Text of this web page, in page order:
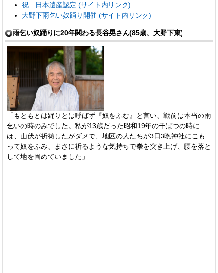
祝 日本遺産認定 (サイト内リンク)
大野下雨乞い奴踊り開催 (サイト内リンク)
雨乞い奴踊りに20年関わる長谷晃さん(85歳、大野下東)
「もともとは踊りとは呼ばず『奴をふむ』と言い、戦前は本当の雨
乞いの時のみでした。私が13歳だった昭和19年の干ばつの時に
は、山伏が祈祷したがダメで、地区の人たちが3日3晩神社にこも
って奴をふみ、まさに祈るような気持ちで拳を突き上げ、腰を落と
して地を固めていました」